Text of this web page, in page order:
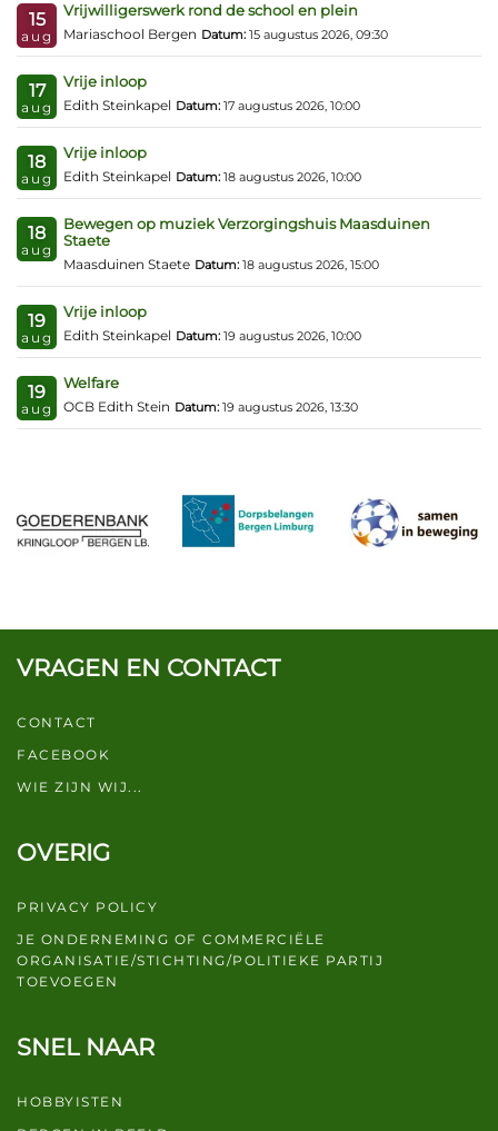
15
aug
Vrijwilligerswerk rond de school en plein
Mariaschool Bergen Datum: 15 augustus 2026, 09:30
17
aug
Vrije inloop
Edith Steinkapel Datum: 17 augustus 2026, 10:00
18
aug
Vrije inloop
Edith Steinkapel Datum: 18 augustus 2026, 10:00
18
aug
Bewegen op muziek Verzorgingshuis Maasduinen
Staete
Maasduinen Staete Datum: 18 augustus 2026, 15:00
19
aug
Vrije inloop
Edith Steinkapel Datum: 19 augustus 2026, 10:00
19
aug
Welfare
OCB Edith Stein Datum: 19 augustus 2026, 13:30
VRAGEN EN CONTACT
CONTACT
FACEBOOK
WIE ZIJN WIJ...
OVERIG
PRIVACY POLICY
JE ONDERNEMING OF COMMERCIËLE
ORGANISATIE/STICHTING/POLITIEKE PARTIJ
TOEVOEGEN
SNEL NAAR
HOBBYISTEN